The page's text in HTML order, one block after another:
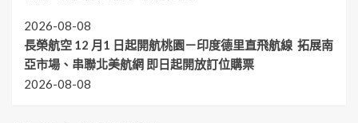
2026-08-08
長榮航空 12 月1 日起開航桃園－印度德里直飛航線 拓展南
亞市場、串聯北美航網 即日起開放訂位購票
2026-08-08